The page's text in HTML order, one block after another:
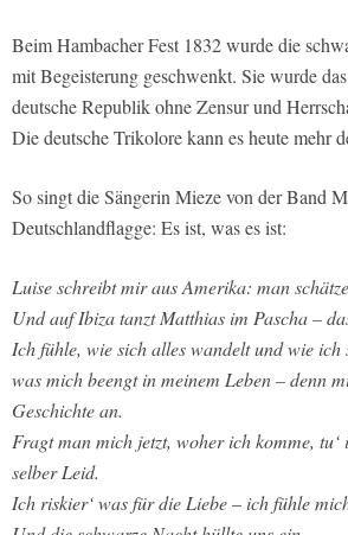
Beim Hambacher Fest 1832 wurde die
mit Begeisterung geschwenkt. Sie wurde
deutsche Republik ohne Zensur und
Die deutsche Trikolore kann es heute mehr
So singt die Sängerin Mieze von der Band
Deutschlandflagge: Es ist, was es ist:
Luise schreibt mir aus Amerika: man
Und auf Ibiza tanzt Matthias im Pascha –
Ich fühle, wie sich alles wandelt und wie ich
was mich beengt in meinem Leben – denn
Geschichte an.
Fragt man mich jetzt, woher ich komme,
selber Leid.
Ich riskier‘ was für die Liebe – ich fühle